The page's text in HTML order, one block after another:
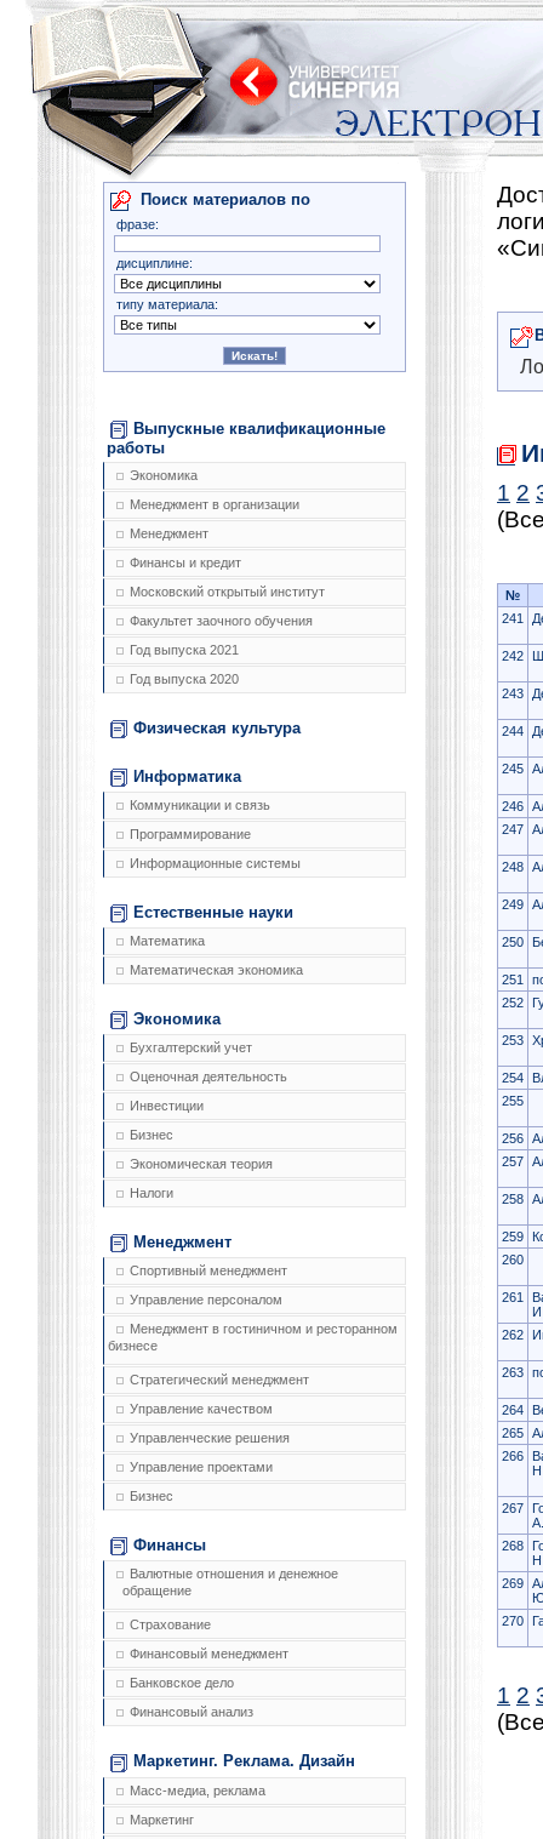
Поиск материалов по
фразе:
дисциплине:
типу материала:
Выпускные квалификационные
работы
Экономика
Менеджмент в организации
Менеджмент
Финансы и кредит
Московский открытый институт
Факультет заочного обучения
Год выпуска 2021
Год выпуска 2020
Физическая культура
Информатика
Коммуникации и связь
Программирование
Информационные системы
Естественные науки
Математика
Математическая экономика
Экономика
Бухгалтерский учет
Оценочная деятельность
Инвестиции
Бизнес
Экономическая теория
Налоги
Менеджмент
Спортивный менеджмент
Управление персоналом
Менеджмент в гостиничном и ресторанном
бизнесе
Стратегический менеджмент
Управление качеством
Управленческие решения
Управление проектами
Бизнес
Финансы
Валютные отношения и денежное
обращение
Страхование
Финансовый менеджмент
Банковское дело
Финансовый анализ
Маркетинг. Реклама. Дизайн
Масс-медиа, реклама
Маркетинг
1 2
№
241
242
243
244
245
246
247
248
249
250
251
252
253
254
255
256
257
258
259
260
261
262
263
264
265
266
267
268
269
270
1 2